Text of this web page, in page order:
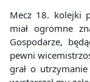
Mecz 18. kolejki
miał ogromne
Gospodarze,
pewni
grał o